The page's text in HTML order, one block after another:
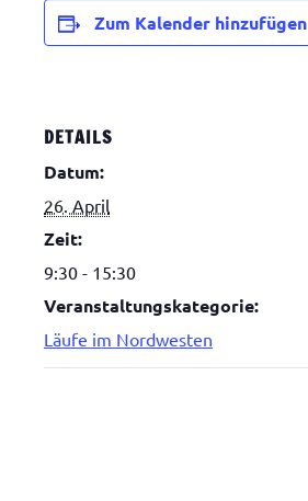
Zum Kalender hinzufügen
DETAILS
Datum:
26. April
Zeit:
9:30 - 15:30
Veranstaltungskategorie:
Läufe im Nordwesten